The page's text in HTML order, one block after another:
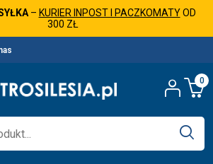
– KURIER INPOST I PACZKOMATYOD
300 ZŁ
0